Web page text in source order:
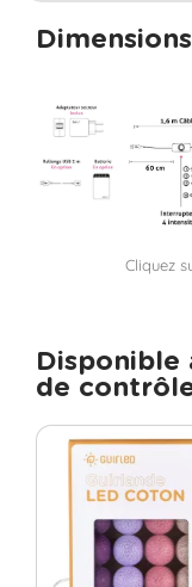
Dimensions
Cliquez
Disponible
de